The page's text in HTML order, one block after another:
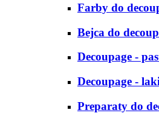
Farby do
Bejca do
Decoupage -
Decoupage -
Preparaty do